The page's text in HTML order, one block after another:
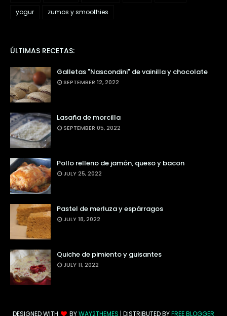
yogur
zumos y smoothies
ÚLTIMAS RECETAS:
Galletas "Nascondini" de vainilla y chocolate
SEPTEMBER 12, 2022
Lasaña de morcilla
SEPTEMBER 05, 2022
Pollo relleno de jamón, queso y bacon
JULY 25, 2022
Pastel de merluza y espárragos
JULY 18, 2022
Quiche de pimiento y guisantes
JULY 11, 2022
DESIGNED WITH BYWAY2THEMES | DISTRIBUTED BYFREE BLOGGER